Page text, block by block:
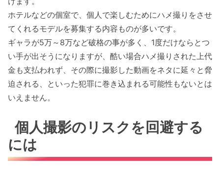
ホテルなどの個室で、個人で楽しむためにハメ撮りをさせ
てくれるモデルを募集する内容ものが多いです。
ギャラが5万～8万など破格の事が多く、1度だけならとつ
い手が出そうになりますが、酷い場合ハメ撮りされた上代
金も支払われず、その際に撮影した動画をネタに延々と脅
迫される、といった犯罪に巻き込まれる可能性もないとは
いえません。
個人撮影のリスクを回避する
には